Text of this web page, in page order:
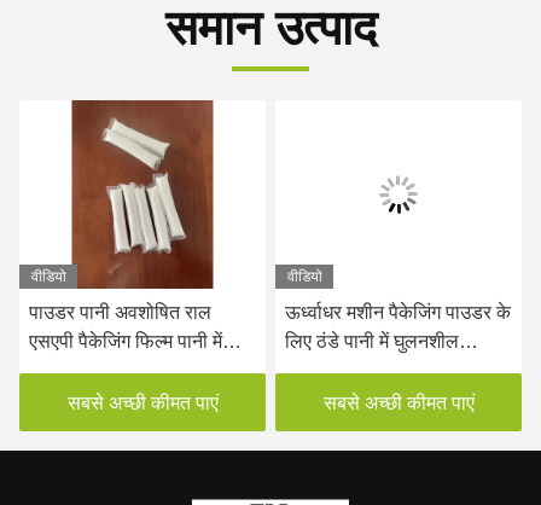
समान उत्पाद
वीडियो
पाउडर पानी अवशोषित राल
एसएपी पैकेजिंग फिल्म पानी में
घुलनशील 35mic
सबसे अच्छी कीमत पाएं
वीडियो
ऊर्ध्वाधर मशीन पैकेजिंग पाउडर के
लिए ठंडे पानी में घुलनशील
पैकेजिंग फिल्म
सबसे अच्छी कीमत पाएं